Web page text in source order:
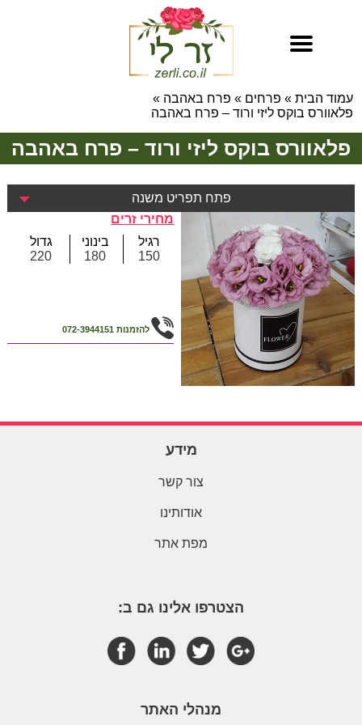
עמוד הבית » פרחים » פרח באהבה »
פלאוורס בוקס ליזי ורוד – פרח באהבה
פלאוורס בוקס ליזי ורוד – פרח באהבה
פתח תפריט משנה
מחירי זרים
רגיל
150
בינוני
180
גדול
220
להזמנות 072-3944151
מידע
צור קשר
אודותינו
מפת אתר
הצטרפו אלינו גם ב:
מנהלי האתר